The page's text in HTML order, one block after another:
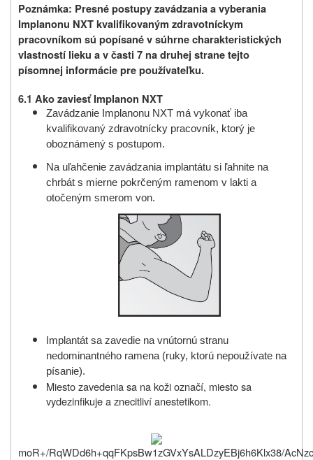
Poznámka: Presné postupy zavádzania a vyberania
Implanonu NXT kvalifikovaným zdravotníckym
pracovníkom sú popísané v súhrne charakteristických
vlastností lieku a v časti 7 na druhej stranetejto
písomnej informácie pre používateľku.
6.1 Ako zaviesť Implanon NXT
Zavádzanie Implanonu NXT má vykonať iba
kvalifikovaný zdravotnícky pracovník, ktorý je
oboznámený s postupom.
Na uľahčenie zavádzania implantátu si ľahnite na
chrbát s mierne pokrčeným ramenom v lakti a
otočeným smerom von.
Implantát sa zavedie na vnútornú stranu
nedominantného ramena (ruky, ktorú nepoužívate na
písanie).
Miesto zavedenia sa na koži označí, miesto sa
vydezinfikuje a znecitliví anestetikom.
moR+/